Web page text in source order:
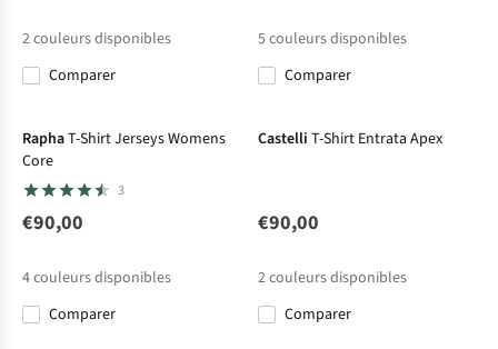
2couleurs disponibles
Comparer
5couleurs disponibles
Comparer
RaphaT-Shirt Jerseys Womens
Core
3
€90,00
4couleurs disponibles
Comparer
Castelli T-Shirt Entrata Apex
€90,00
2couleurs disponibles
Comparer